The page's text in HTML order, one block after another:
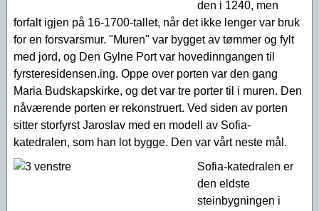
den i 1240, men
forfalt igjen på 16-1700-tallet, når det ikke lenger var bruk
for en forsvarsmur. "Muren" var bygget av tømmer og fylt
med jord, og Den Gylne Port var hovedinngangen til
fyrsteresidensen.ing. Oppe over porten var den gang
Maria Budskapskirke, og det var tre porter til i muren. Den
nåværende porten er rekonstruert. Ved siden av porten
sitter storfyrst Jaroslav med en modell av Sofia-
katedralen, som han lot bygge. Den var vårt neste mål.
Sofia-katedralen er
den eldste
steinbygningen i